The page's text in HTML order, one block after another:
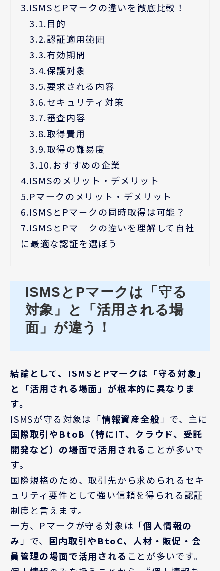
3.ISMSとPマークの違いを徹底比較！
3.1.目的
3.2.認証適用範囲
3.3.有効期間
3.4.保護対象
3.5.要求される内容
3.6.セキュリティ対策
3.7.審査内容
3.8.取得費用
3.9.取得の難易度
3.10.おすすめの企業
4.ISMSのメリット・デメリット
5.Pマークのメリット・デメリット
6.ISMSとPマークの同時取得は可能？
7.ISMSとPマークの違いを理解して自社
に最適な認証を選ぼう
ISMSとPマークは「守る
対象」と「活用される場
面」が違う！
結論として、ISMSとPマークは「守る対象」
と「活用される場面」が根本的に異なりま
す。
ISMSが守る対象は「情報資産全般 」で、主に
国際取引やBtoB（特にIT、クラウド、受託
開発など）の場面で活用される ことが多いで
す。
国際規格のため、取引先から求められるセキ
ュリティ要件として強い信頼を得られる認証
制度と言えます。
一方、Pマークが守る対象は「個人情報の
み 」で、 国内取引やBtoC、人材・販促・会
員管理の場面で活用される ことが多いです。